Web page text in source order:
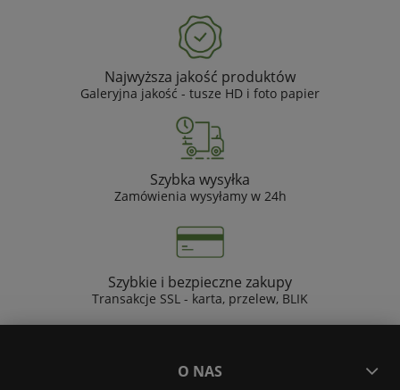
Najwyższa jakość produktów
Galeryjna jakość - tusze HD i foto papier
Szybka wysyłka
Zamówienia wysyłamy w 24h
Szybkie i bezpieczne zakupy
Transakcje SSL - karta, przelew, BLIK
O NAS